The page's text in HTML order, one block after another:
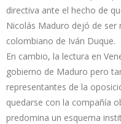
directiva ante el hecho de
Nicolás Maduro dejó de
colombiano de Iván Duque.
En cambio, la lectura en
gobierno de Maduro pero
representantes de la
quedarse con la compañía
predomina un esquema